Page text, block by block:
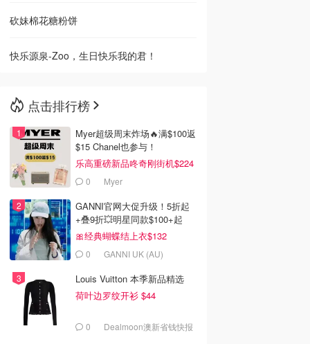
砍妹棉花糖粉饼
快乐源泉-Zoo，生日快乐我的君！
点击排行榜
Myer超级周末炸场🔥满$100返
$15 Chanel也参与！
乐高重磅新品咚奇刚街机$224
0 Myer
GANNI官网大促升级！5折起
+叠9折💥明星同款$100+起
🎀经典蝴蝶结上衣$132
0 GANNI UK (AU)
Louis Vuitton 本季新品精选
荷叶边罗纹开衫 $44
0 Dealmoon澳新省钱快报